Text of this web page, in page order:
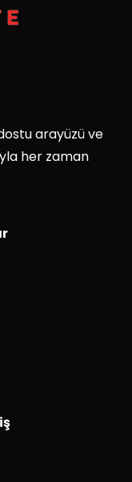
arayüzü ve
her zaman